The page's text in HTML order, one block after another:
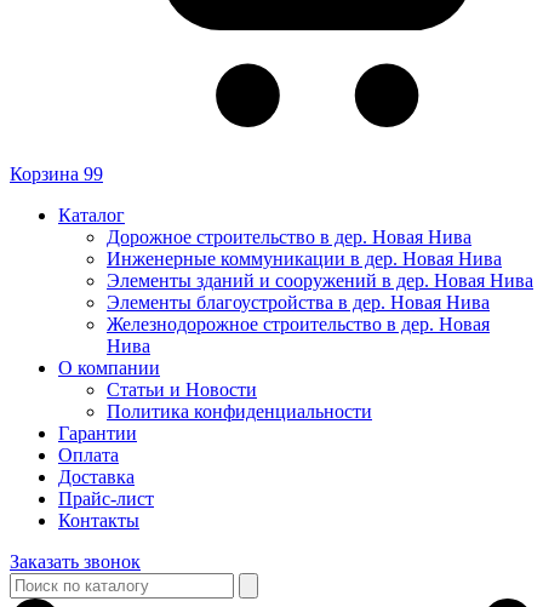
Корзина 99
Каталог
Дорожное строительство в дер. Новая Нива
Инженерные коммуникации в дер. Новая Нива
Элементы зданий и сооружений в дер. Новая Нива
Элементы благоустройства в дер. Новая Нива
Железнодорожное строительство в дер. Новая
Нива
О компании
Статьи и Новости
Политика конфиденциальности
Гарантии
Оплата
Доставка
Прайс-лист
Контакты
Заказать звонок